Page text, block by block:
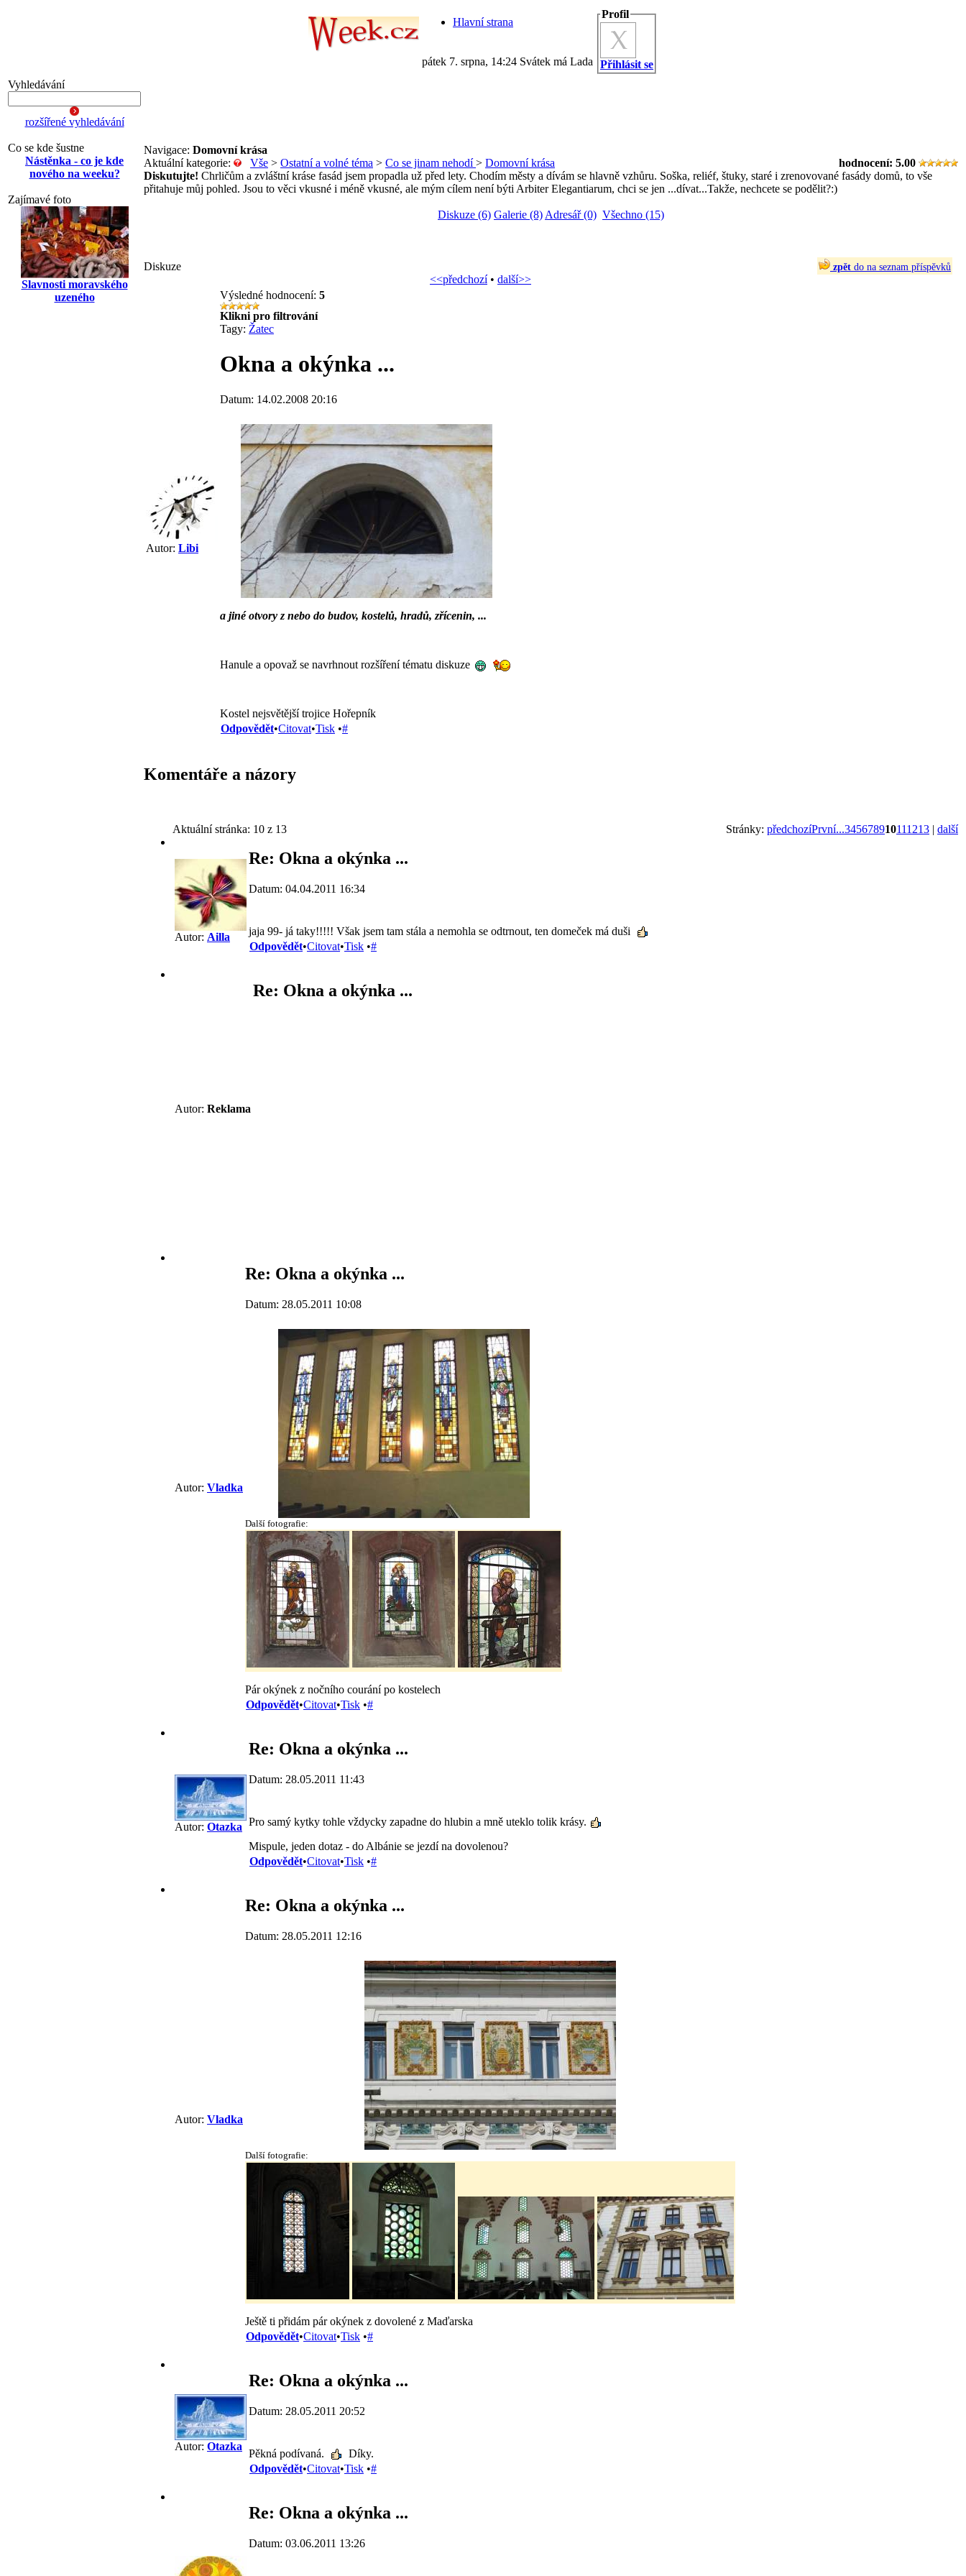
Hlavní strana
pátek 7. srpna, 14:24 Svátek má Lada
Profil
Přihlásit se
Vyhledávání
rozšířené vyhledávání
Co se kde šustne
Nástěnka - co je kde
nového na weeku?
Zajímavé foto
Slavnosti moravského
uzeného
Navigace: Domovní krása
hodnocení: 5.00
Aktuální kategorie: Vše > Ostatní a volné téma > Co se jinam nehodí> Domovní krása
Diskutujte! Chrličům a zvláštní kráse fasád jsem propadla už před lety. Chodím městy a dívám se hlavně vzhůru. Soška, reliéf, štuky, staré i zrenovované fasády domů, to vše
přitahuje můj pohled. Jsou to věci vkusné i méně vkusné, ale mým cílem není býti Arbiter Elegantiarum, chci se jen ...dívat...Takže, nechcete se podělit?:)
Diskuze (6) Galerie (8) Adresář (0) Všechno (15)
zpět do na seznam příspěvků
Diskuze
<<předchozí• další>>
Autor: Libi
Výsledné hodnocení: 5
Klikni pro filtrování
Tagy: Žatec
Okna a okýnka ...
Datum: 14.02.2008 20:16
a jiné otvory z nebo do budov, kostelů, hradů, zřícenin, ...
Hanule a opovaž se navrhnout rozšíření tématu diskuze
Kostel nejsvětější trojice Hořepník
Odpovědět•Citovat•Tisk •#
Komentáře a názory
Stránky: předchozíPrvní...345678910111213 | další
Aktuální stránka: 10 z 13
Autor: Ailla
Re: Okna a okýnka ...
Datum: 04.04.2011 16:34
jaja 99- já taky!!!!! Však jsem tam stála a nemohla se odtrnout, ten domeček má duši
Odpovědět•Citovat•Tisk •#
Autor: Reklama
Re: Okna a okýnka ...
Autor: Vladka
Re: Okna a okýnka ...
Datum: 28.05.2011 10:08
Další fotografie:
Pár okýnek z nočního courání po kostelech
Odpovědět•Citovat•Tisk •#
Autor: Otazka
Re: Okna a okýnka ...
Datum: 28.05.2011 11:43
Pro samý kytky tohle vždycky zapadne do hlubin a mně uteklo tolik krásy.
Mispule, jeden dotaz - do Albánie se jezdí na dovolenou?
Odpovědět•Citovat•Tisk •#
Autor: Vladka
Re: Okna a okýnka ...
Datum: 28.05.2011 12:16
Další fotografie:
Ještě ti přidám pár okýnek z dovolené z Maďarska
Odpovědět•Citovat•Tisk •#
Autor: Otazka
Re: Okna a okýnka ...
Datum: 28.05.2011 20:52
Pěkná podívaná.
Díky.
Odpovědět•Citovat•Tisk •#
Re: Okna a okýnka ...
Datum: 03.06.2011 13:26